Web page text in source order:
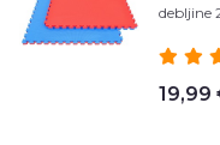
debljine
19,99